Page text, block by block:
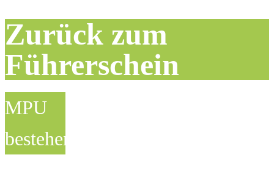
Zurück zum
Führerschein
MPU
bestehen